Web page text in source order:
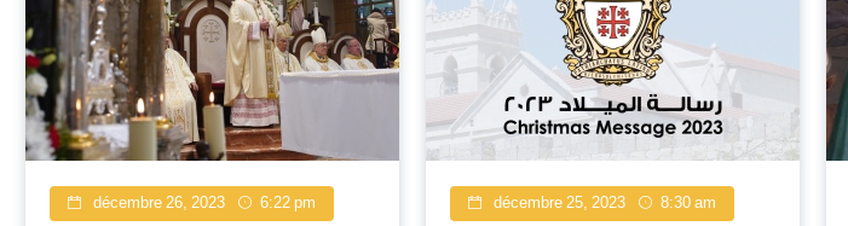
décembre 26, 2023 6:22 pm décembre 25, 2023 8:30 am